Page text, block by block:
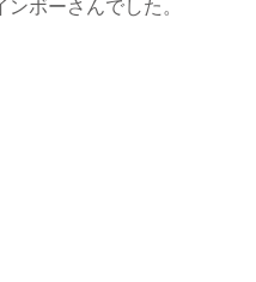
ボーさんでした。